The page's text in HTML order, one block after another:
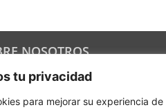
tu privacidad
para mejorar su experiencia de
NOSOTROS
por piezas auténticas, originales y
Y a tu vida.